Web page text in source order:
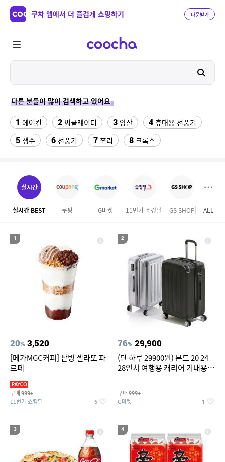
쿠차 앱에서 더 즐겁게 쇼핑하기 다운받기
다른 분들이 많이 검색하고 있어요
1 에어컨 2 써큘레이터 3 양산 4 휴대용 선풍기
5 생수 6 선풍기 7 쪼리 8 크록스
12 여자라인 댄스복
14 다이소C타입 to HDMI 미러링 케이블
16 포켓몬 카드 뱀부3겹대나무화장지 18 가디건
성인용세발자전거중고
ALL
실시간
실시간 BEST 쿠팡 G마켓 11번가 쇼킹딜 GS SHOP 롯데
1
20% 3,520
[메가MGC커피] 팥빙 젤라또 파
르페
구매 999+
11번가 쇼킹딜 6
2
76% 29,900
(단 하루 29900원) 본드 20 24
28인치 여행용 캐리어 기내용
(20%쿠폰)
구매 999+
G마켓 1
3 4